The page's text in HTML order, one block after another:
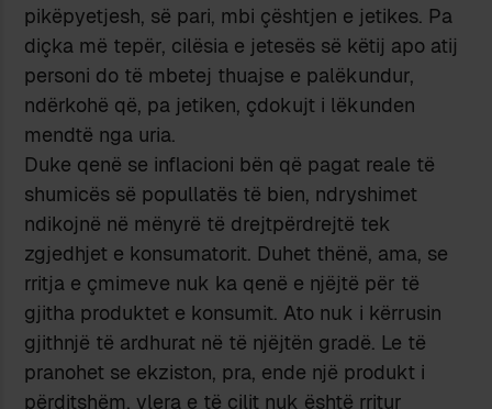
pikëpyetjesh, së pari, mbi çështjen e jetikes. Pa
diçka më tepër, cilësia e jetesës së këtij apo atij
personi do të mbetej thuajse e palëkundur,
ndërkohë që, pa jetiken, çdokujt i lëkunden
mendtë nga uria.
Duke qenë se inflacioni bën që pagat reale të
shumicës së popullatës të bien, ndryshimet
ndikojnë në mënyrë të drejtpërdrejtë tek
zgjedhjet e konsumatorit. Duhet thënë, ama, se
rritja e çmimeve nuk ka qenë e njëjtë për të
gjitha produktet e konsumit. Ato nuk i kërrusin
gjithnjë të ardhurat në të njëjtën gradë. Le të
pranohet se ekziston, pra, ende një produkt i
përditshëm, vlera e të cilit nuk është rritur